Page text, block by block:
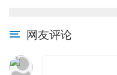
网友评论